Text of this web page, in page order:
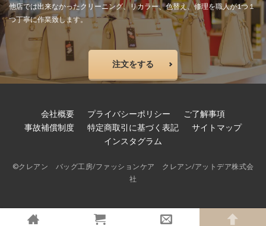
他店では出来なかったクリーニング、リカラー、色替え、修理を職人が1つ１
つ丁寧に作業致します。
注文をする
会社概要 プライバシーポリシー
ご了解事項
事故補償制度
特定商取引に基づく表記
サイトマップ
インスタグラム
©クレアン バッグ工房/ファッションケア クレアン/アットデア株式会
社